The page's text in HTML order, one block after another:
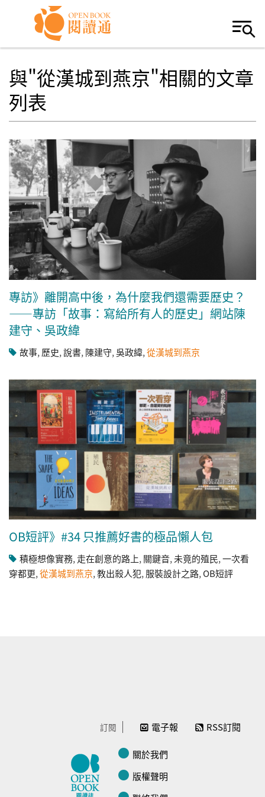
Skip to navigation
移至主內容
與"從漢城到燕京"相關的文章
列表
專訪》離開高中後，為什麼我們還需要歷史？
——專訪「故事：寫給所有人的歷史」網站陳
建守、吳政緯
故事, 歷史,說書, 陳建守,吳政緯,從漢城到燕京
OB短評》#34 只推薦好書的極品懶人包
積極想像實務,走在創意的路上,關鍵音,未竟的殖民,一次看
穿都更,從漢城到燕京,教出殺人犯,服裝設計之路,OB短評
訂閱 電子報 RSS訂閱
關於我們
版權聲明